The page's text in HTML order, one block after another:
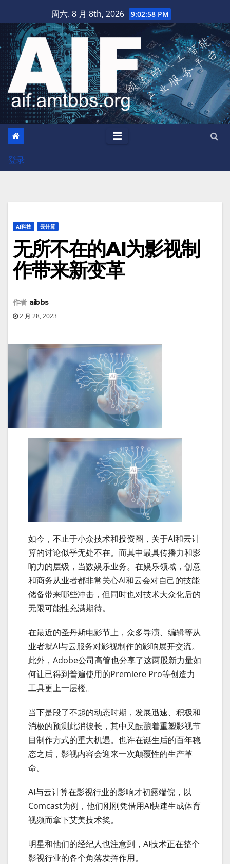
至
内
容
周六. 8 月 8th, 2026 9:03:00 PM
登录
AI科技 云计算
无所不在的AI为影视制
作带来新变革
作者 aibbs
2 月 28, 2023
如今，不止于小众技术和投资圈，关于AI和云计
算的讨论似乎无处不在。而其中最具传播力和影
响力的层级，当数娱乐业务。在娱乐领域，创意
和商务从业者都非常关心AI和云会对自己的技能
储备带来哪些冲击，但同时也对技术大众化后的
无限可能性充满期待。
在最近的圣丹斯电影节上，众多导演、编辑等从
业者就AI与云服务对影视制作的影响展开交流。
此外，Adobe公司高管也分享了这两股新力量如
何让已得到普遍使用的Premiere Pro等创造力
工具更上一层楼。
当下是段了不起的动态时期，发展迅速、积极和
消极的预测此消彼长，其中又酝酿着重塑影视节
目制作方式的重大机遇。也许在诞生后的百年稳
态之后，影视内容会迎来一次颠覆性的生产革
命。
AI与云计算在影视行业的影响才初露端倪，以
Comcast为例，他们刚刚凭借用AI快速生成体育
视频而拿下艾美技术奖。
明星和他们的经纪人也注意到，AI技术正在整个
影视行业的各个角落发挥作用。